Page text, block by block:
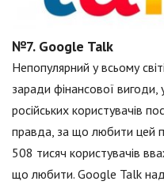
№7. Google Talk
Непопулярний у всьому
заради фінансової вигоди,
російських користувачів
правда, за що любити цей
508 тисяч користувачів
що любити. Google Talk